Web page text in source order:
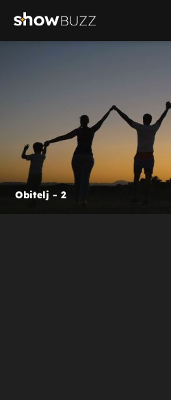
Obitelj - 2